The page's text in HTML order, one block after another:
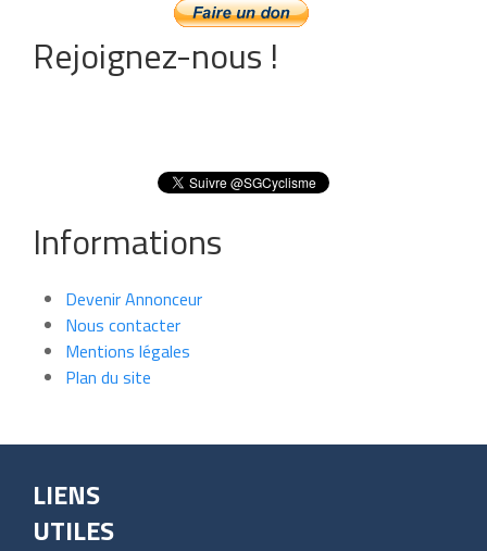
Rejoignez-nous !
Informations
Devenir Annonceur
Nous contacter
Mentions légales
Plan du site
LIENS
UTILES